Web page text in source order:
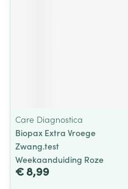
Care Diagnostica
Biopax Extra Vroege
Zwang.test
Weekaanduiding Roze
€ 8,99